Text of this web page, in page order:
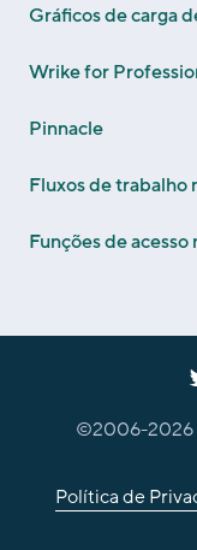
Gráficos de carga
Wrike for
Pinnacle
Fluxos de trabalho
Funções de acesso
©2006-2026
Política de